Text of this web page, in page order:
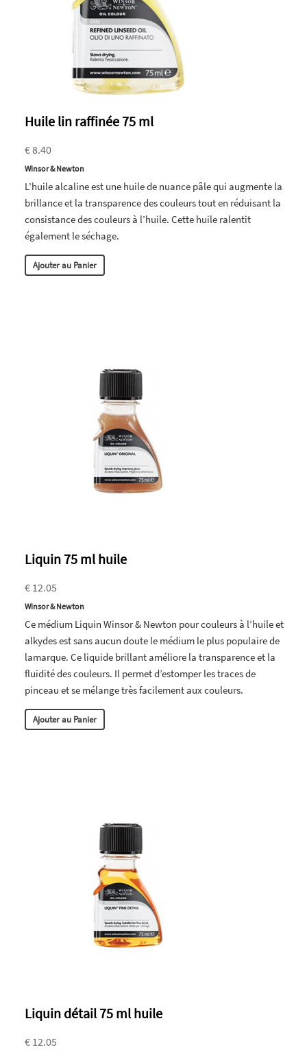
Huile lin raffinée 75 ml
€ 8.40
Winsor & Newton
L’huile alcaline est une huile de nuance pâle qui augmente la
brillance et la transparence des couleurs tout en réduisant la
consistance des couleurs à l’huile. Cette huile ralentit
également le séchage.
Ajouter au Panier
Liquin 75 ml huile
€ 12.05
Winsor & Newton
Ce médium Liquin Winsor & Newton pour couleurs à l’huile et
alkydes est sans aucun doute le médium le plus populaire de
lamarque. Ce liquide brillant améliore la transparence et la
fluidité des couleurs. Il permet d’estomper les traces de
pinceau et se mélange très facilement aux couleurs.
Ajouter au Panier
Liquin détail 75 ml huile
€ 12.05